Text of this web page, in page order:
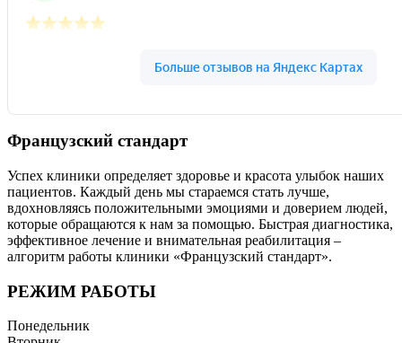
Французский стандарт
Успех клиники определяет здоровье и красота улыбок наших
пациентов. Каждый день мы стараемся стать лучше,
вдохновляясь положительными эмоциями и доверием людей,
которые обращаются к нам за помощью. Быстрая диагностика,
эффективное лечение и внимательная реабилитация –
алгоритм работы клиники «Французский стандарт».
РЕЖИМ РАБОТЫ
Понедельник